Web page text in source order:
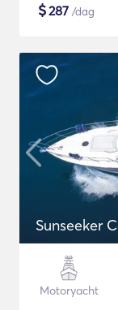
$287 /dag
Sunseeker
Motoryacht